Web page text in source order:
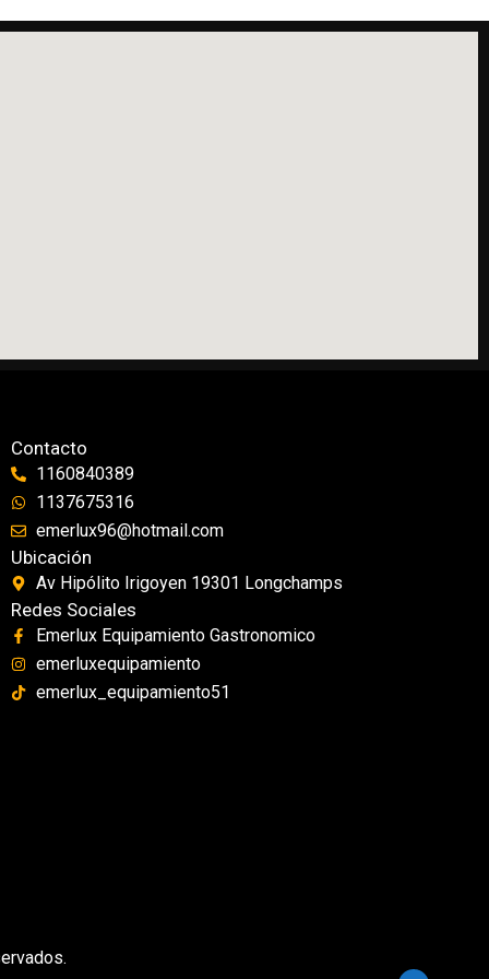
Contacto
1160840389
1137675316
emerlux96@hotmail.com
Ubicación
Av Hipólito Irigoyen 19301 Longchamps
Redes Sociales
Emerlux Equipamiento Gastronomico
emerluxequipamiento
emerlux_equipamiento51